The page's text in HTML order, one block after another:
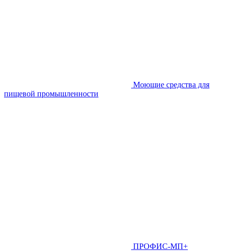
Моющие средства для
пищевой промышленности
ПРОФИС-МП+